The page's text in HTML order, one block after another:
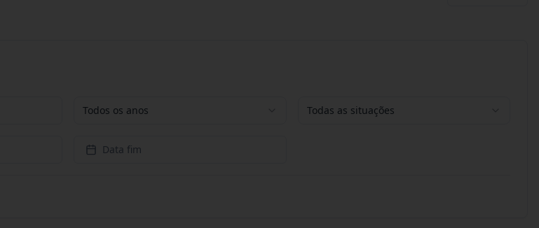
Todos os anos Todas as situações
Data fim